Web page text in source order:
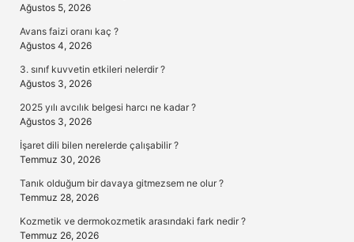
Ağustos 5, 2026
Avans faizi oranı kaç ?
Ağustos 4, 2026
3. sınıf kuvvetin etkileri nelerdir ?
Ağustos 3, 2026
2025 yılı avcılık belgesi harcı ne kadar ?
Ağustos 3, 2026
İşaret dili bilen nerelerde çalışabilir ?
Temmuz 30, 2026
Tanık olduğum bir davaya gitmezsem ne olur ?
Temmuz 28, 2026
Kozmetik ve dermokozmetik arasındaki fark nedir ?
Temmuz 26, 2026